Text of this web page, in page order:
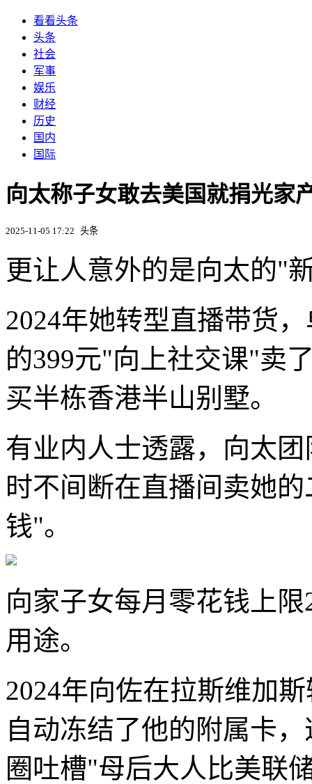
看看头条
头条
社会
军事
娱乐
财经
历史
国内
国际
向太称子女敢去美国就捐光家
2025-11-05 17:22 头条
更让人意外的是向太的"
2024年她转型直播带货
的399元"向上社交课"卖
买半栋香港半山别墅。
有业内人士透露，向太
时不间断在直播间卖她
钱"。
向家子女每月零花钱上
用途。
2024年向佐在拉斯维加
自动冻结了他的附属卡
圈吐槽"母后大人比美联